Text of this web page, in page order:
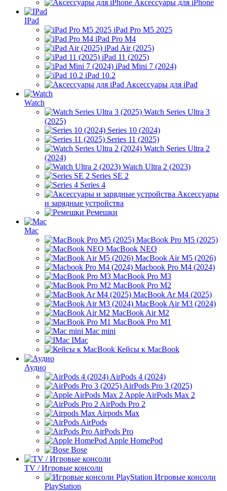
Аксессуары для iPhone
IPad
iPad Pro M5 2025
iPad Pro M4
iPad Air (2025)
iPad 11 (2025)
iPad Mini 7 (2024)
iPad 10.2
Аксессуары для iPad
Watch
Watch Series Ultra 3
(2025)
Series 10 (2024)
Series 11 (2025)
Watch Series Ultra 2
(2024)
Watch Ultra 2 (2023)
Series SE 2
Series 4
Аксессуары
и зарядные устройства
Ремешки
Mac
MacBook Pro M5 (2025)
MacBook NEO
MacBook Air M5 (2026)
Macbook Pro M4 (2024)
MacBook Pro M3
MacBook Pro M2
MacBook Ar M4 (2025)
MacBook Air M3 (2024)
MacBook Air M2
MacBook Pro M1
Mac mini
IMac
Кейсы к MacBook
Аудио
AirPods 4 (2024)
AirPods Pro 3 (2025)
Apple AirPods Max 2
AirPods Pro 2
Airpods Max
AirPods
AirPods Pro
Apple HomePod
Bose
TV / Игровые консоли
Игровые консоли
PlayStation